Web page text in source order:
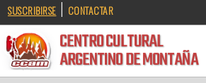
SUSCRIBIRSE | CONTACTAR
CENTRO CULTURAL
ARGENTINO DE MONTAÑA